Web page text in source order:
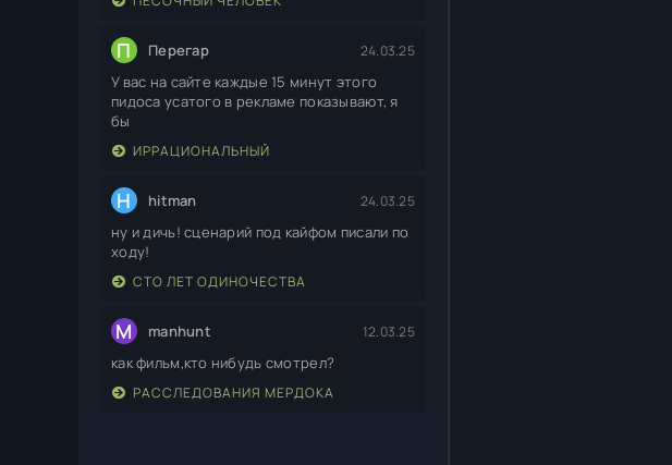
П Перегар 24.03.25
У вас на сайте каждые 15 минут этого
пидоса усатого в рекламе показывают, я
бы
ИРРАЦИОНАЛЬНЫЙ
H hitman 24.03.25
ну и дичь! сценарий под кайфом писали по
ходу!
СТО ЛЕТ ОДИНОЧЕСТВА
M manhunt 12.03.25
как фильм,кто нибудь смотрел?
РАССЛЕДОВАНИЯ МЕРДОКА